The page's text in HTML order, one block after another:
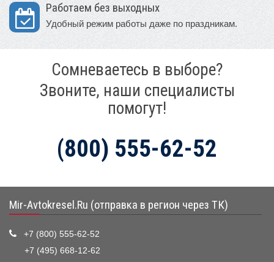
Работаем без выходных
Удобный режим работы даже по праздникам.
Сомневаетесь в выборе?
Звоните, наши специалисты
помогут!
(800) 555-62-52
Mir-Avtokresel.Ru (отправка в регион через ТК)
+7 (800) 555-62-52
+7 (495) 668-12-62